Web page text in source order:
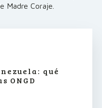
Madre Coraje.
qué
ONGD